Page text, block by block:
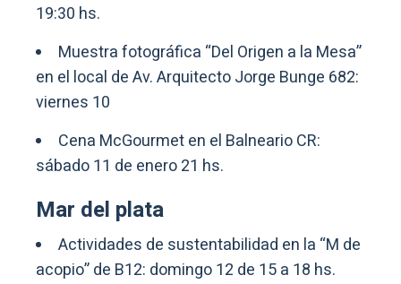
19:30 hs.
Muestra fotográfica “Del Origen a la Mesa”
en el local de Av. Arquitecto Jorge Bunge 682:
viernes 10
Cena McGourmet en el Balneario CR:
sábado 11 de enero 21 hs.
Mar del plata
Actividades de sustentabilidad en la “M de
acopio” de B12: domingo 12 de 15 a 18 hs.